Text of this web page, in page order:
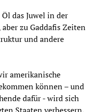
das Juwel in der
zu Gaddafis Zeiten
und andere
amerikanische
können – und
dafür - wird sich
Staaten verbessern,